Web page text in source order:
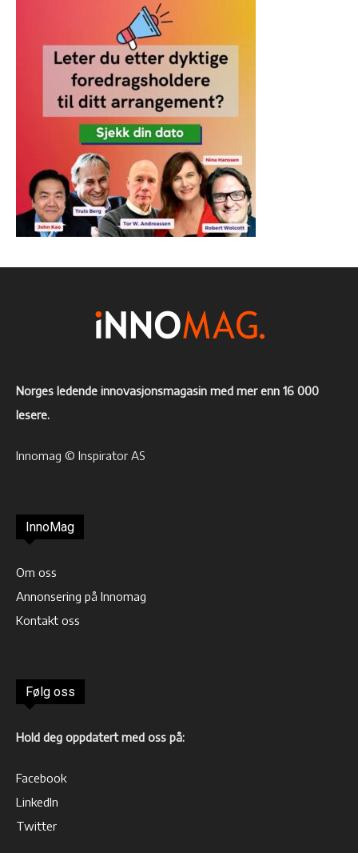
Norges ledende innovasjonsmagasin med mer enn 16 000
lesere.
Innomag © Inspirator AS
InnoMag
Om oss
Annonsering på Innomag
Kontakt oss
Følg oss
Hold deg oppdatert med oss på:
Facebook
LinkedIn
Twitter